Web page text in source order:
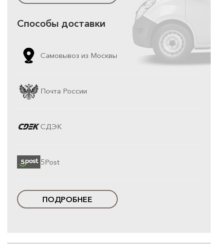
Способы доставки
Самовывоз из Москвы
Почта России
СДЭК
5Post
ПОДРОБНЕЕ